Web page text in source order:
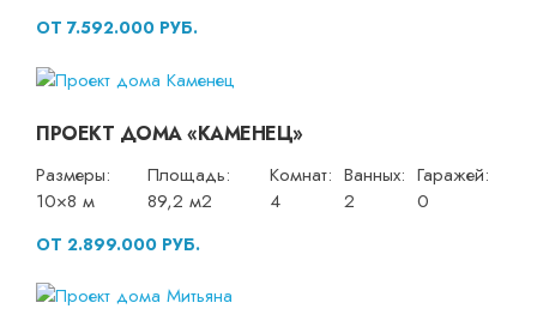
ОТ 7.592.000 РУБ.
ПРОЕКТ ДОМА «КАМЕНЕЦ»
Размеры:
10×8 м
Площадь:
89,2 м2
Комнат:
4
Ванных:
2
Гаражей:
0
ОТ 2.899.000 РУБ.